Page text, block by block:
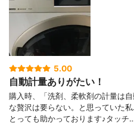
5.00
自動計量ありがたい！
購入時、「洗剤、柔軟剤の計量は
な贅沢は要らない。と思っていた
とっても助かっております♪タッチ